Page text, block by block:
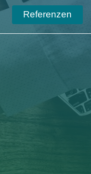
Referenzen